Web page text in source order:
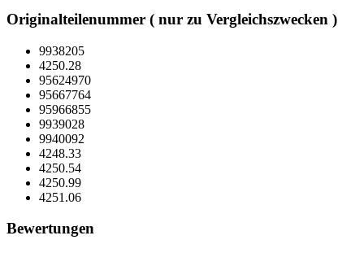
Originalteilenummer ( nur zu Vergleichszwecken )
9938205
4250.28
95624970
95667764
95966855
9939028
9940092
4248.33
4250.54
4250.99
4251.06
Bewertungen